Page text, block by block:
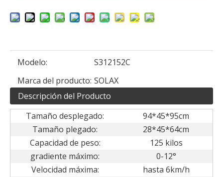
Modelo:
S312152C
Marca del producto: SOLAX
Descripción del Producto
Tamaño desplegado:
94*45*95cm
Tamaño plegado:
28*45*64cm
Capacidad de peso:
125 kilos
gradiente máximo:
0-12°
Velocidad máxima:
hasta 6km/h